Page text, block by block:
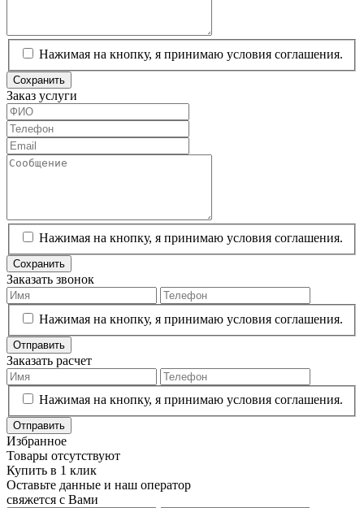
Нажимая на кнопку, я принимаю условия соглашения.
Сохранить
Заказ услуги
Нажимая на кнопку, я принимаю условия соглашения.
Сохранить
Заказать звонок
Нажимая на кнопку, я принимаю условия соглашения.
Отправить
Заказать расчет
Нажимая на кнопку, я принимаю условия соглашения.
Отправить
Избранное
Товары отсутствуют
Купить в 1 клик
Оставьте данные и наш оператор
свяжется с Вами